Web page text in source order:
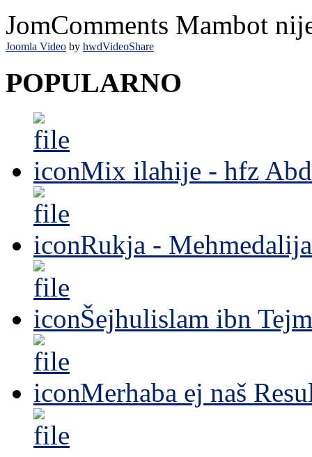
JomComments Mambot
Joomla Video by hwdVideoShare
POPULARNO
Mix ilahije - hfz
Rukja -
Šejhulislam ibn
Merhaba ej naš